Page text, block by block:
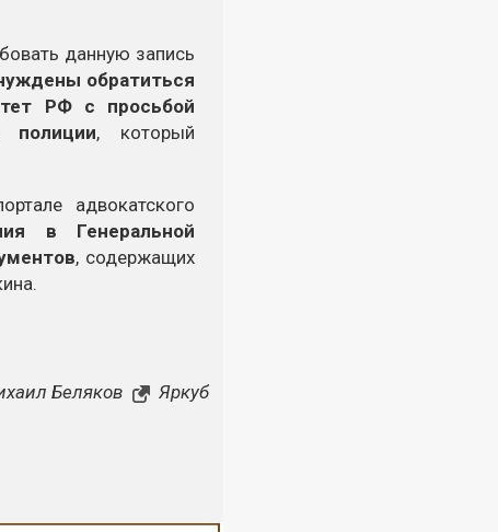
данную запись
обратиться
РФ с просьбой
полиции, который
адвокатского
в Генеральной
, содержащих
Беляков Яркуб